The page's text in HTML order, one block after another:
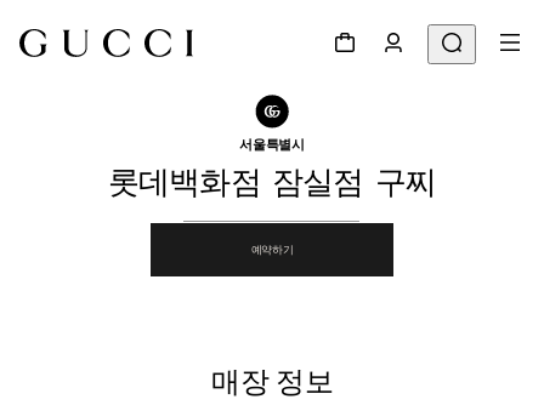
서울특별시
롯데백화점 잠실점 구찌
예약하기
매장 정보